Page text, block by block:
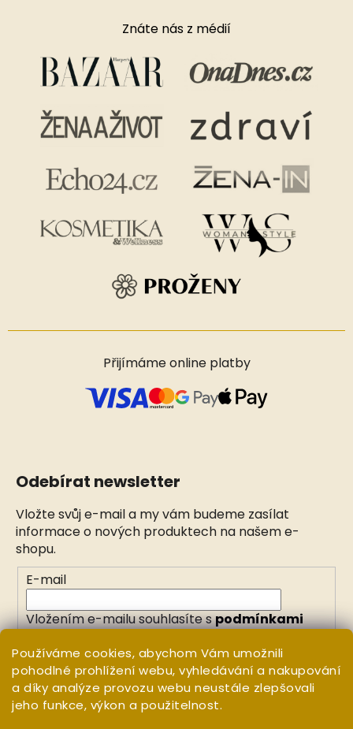
Používáme cookies, abychom Vám umožnili
pohodlné prohlížení webu, vyhledávání a nakupování
a díky analýze provozu webu neustále zlepšovali
jeho funkce, výkon a použitelnost.
Znáte nás z médií
Přijímáme online platby
Odebírat newsletter
Vložte svůj e-mail a my vám budeme zasílat
informace o nových produktech na našem e-
shopu.
E-mail
Vložením e-mailu souhlasíte spodmínkami
PŘIHLÁSIT SE